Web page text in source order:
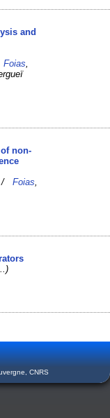
and
Foias
non-
/Foias
CNRS